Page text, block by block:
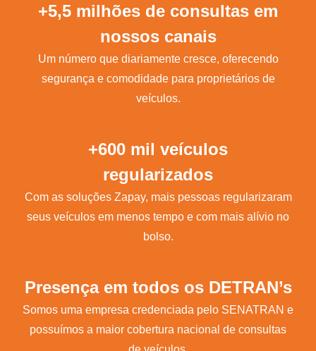
+5,5 milhões de consultas em
nossos canais
Um número que diariamente cresce, oferecendo
segurança e comodidade para proprietários de
veículos.
+600 mil veículos
regularizados
Com as soluções Zapay, mais pessoas regularizaram
seus veículos em menos tempo e com mais alívio no
bolso.
Presença em todos os DETRAN’s
Somos uma empresa credenciada pelo SENATRAN e
possuímos a maior cobertura nacional de consultas